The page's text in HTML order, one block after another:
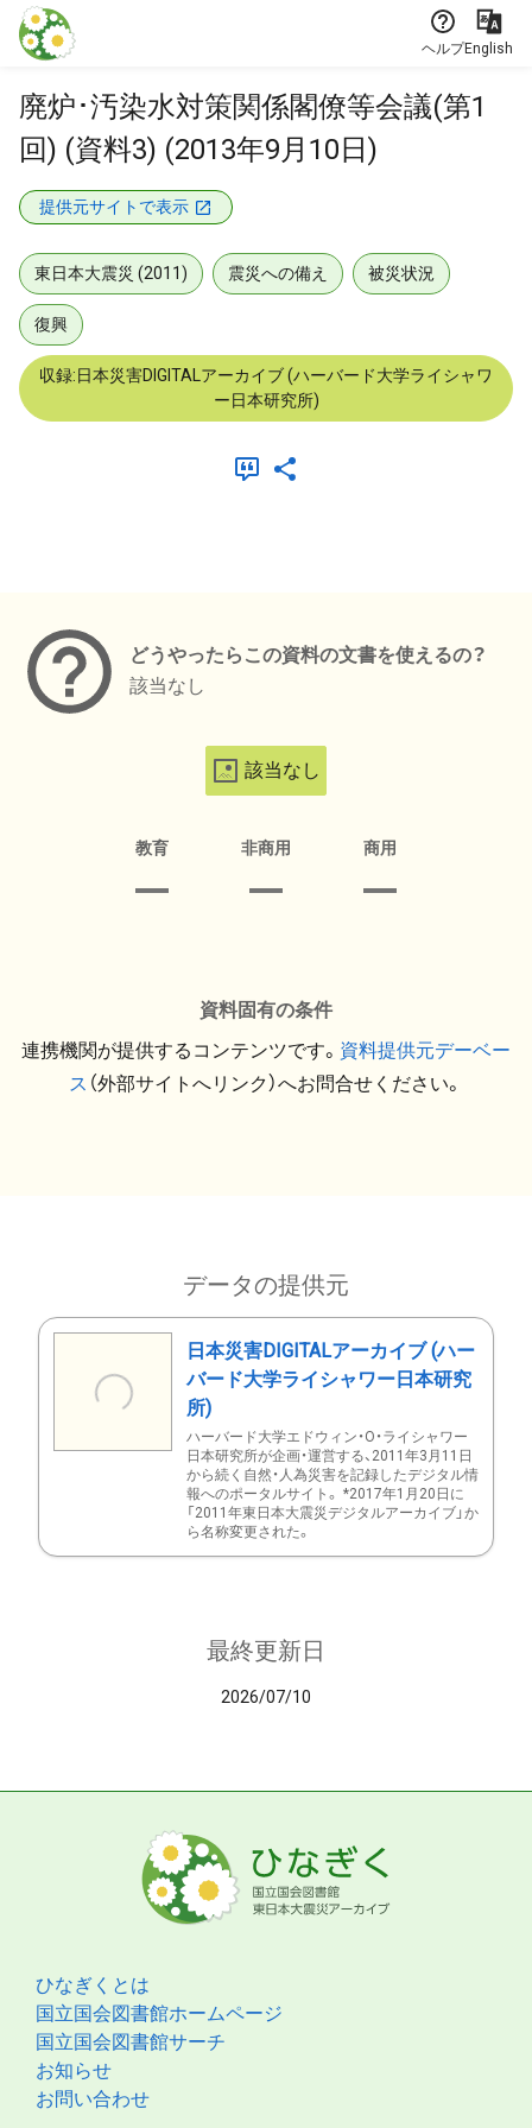
本文に飛ぶ
ヘルプEnglish
廃炉･汚染水対策関係閣僚等会議(第1
回) (資料3) (2013年9月10日)
提供元サイトで表示
東日本大震災 (2011) 震災への備え 被災状況
復興
収録:日本災害DIGITALアーカイブ (ハーバード大学ライシャワ
ー日本研究所)
どうやったらこの資料の文書を使えるの？
該当なし
該当なし
教育 非商用 商用
資料固有の条件
連携機関が提供するコンテンツです。 資料提供元デーベー
ス （外部サイトへリンク）へお問合せください。
データの提供元
日本災害DIGITALアーカイブ (ハー
バード大学ライシャワー日本研究
所)
ハーバード大学エドウィン・O・ライシャワー
日本研究所が企画・運営する、2011年3月11日
から続く自然・人為災害を記録したデジタル情
報へのポータルサイト。 *2017年1月20日に
「2011年東日本大震災デジタルアーカイブ」か
ら名称変更された。
最終更新日
2026/07/10
ひなぎくとは
国立国会図書館ホームページ
国立国会図書館サーチ
お知らせ
お問い合わせ